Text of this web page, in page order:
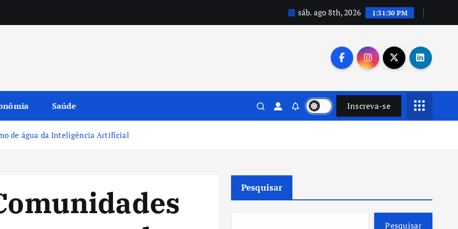
sáb. ago 8th, 2026 1:31:31 PM
Saúde Inscreva-se
de água da Inteligência Artificial
Pesquisar
Pesquisar